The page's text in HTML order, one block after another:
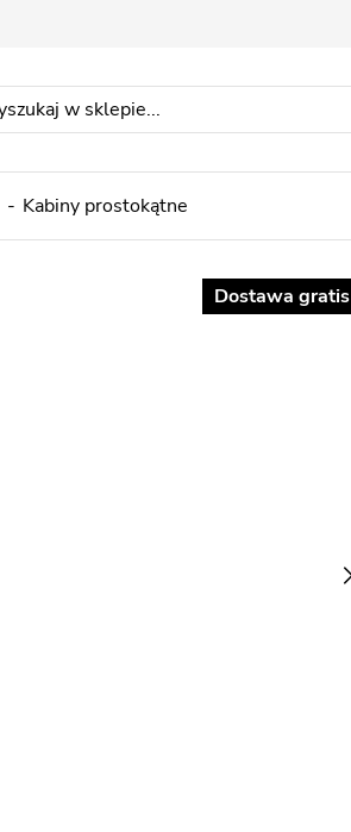
Kabiny prostokątne
Dostawa gratis